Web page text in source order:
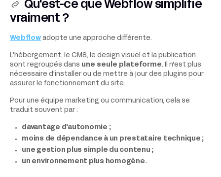
Qu'est-ce que Webflow simplifie
vraiment ?
Webflow adopte une approche différente.
L'hébergement, le CMS, le design visuel et la publication
sont regroupés dans une seule plateforme. Il n'est plus
nécessaire d'installer ou de mettre à jour des plugins pour
assurer le fonctionnement du site.
Pour une équipe marketing ou communication, cela se
traduit souvent par :
davantage d'autonomie ;
moins de dépendance à un prestataire technique ;
une gestion plus simple du contenu ;
un environnement plus homogène.